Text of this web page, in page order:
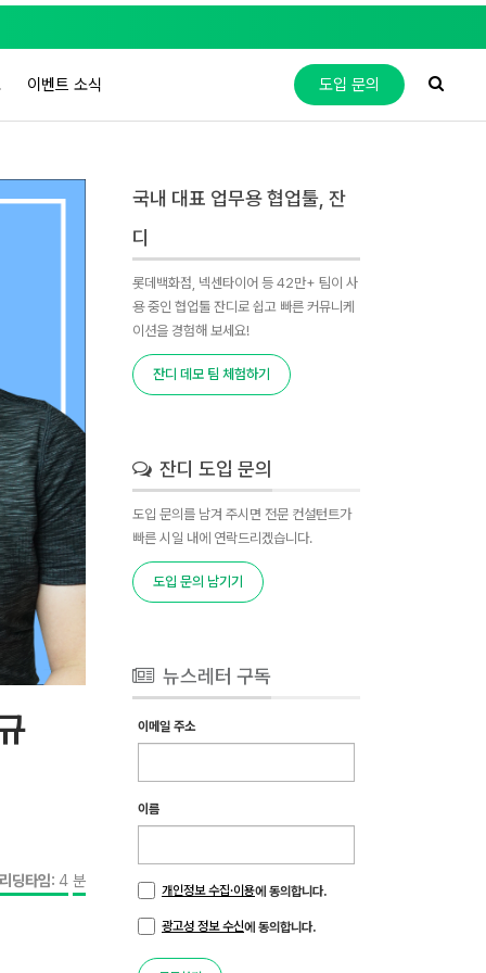
도입 문의
이벤트 소식
딩타임: 4 분
국내 대표 업무용 협업툴, 잔
디
롯데백화점, 넥센타이어 등 42만+ 팀이 사
용 중인 협업툴 잔디로 쉽고 빠른 커뮤니케
이션을 경험해 보세요!
잔디 데모 팀 체험하기
잔디 도입 문의
도입 문의를 남겨 주시면 전문 컨설턴트가
빠른 시일 내에 연락드리겠습니다.
도입 문의 남기기
뉴스레터 구독
이메일 주소
이름
개인정보 수집·이용에 동의합니다.
광고성 정보 수신에 동의합니다.